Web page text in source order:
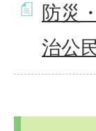
防災
治公